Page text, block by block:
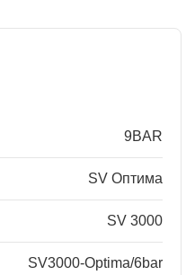
9BAR
SV Оптима
SV 3000
SV3000-Optima/6bar